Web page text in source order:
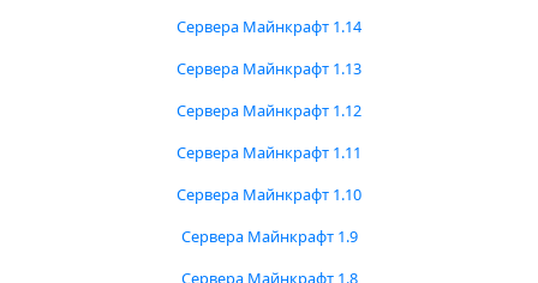
Сервера Майнкрафт 1.14
Сервера Майнкрафт 1.13
Сервера Майнкрафт 1.12
Сервера Майнкрафт 1.11
Сервера Майнкрафт 1.10
Сервера Майнкрафт 1.9
Сервера Майнкрафт 1.8